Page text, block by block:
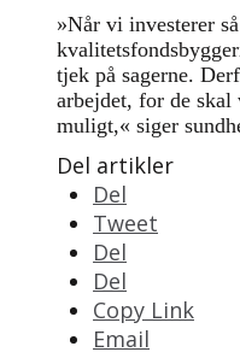
»Når vi investerer
tjek på sagerne.
arbejdet, for de skal
muligt,« siger
Del artikler
Del
Tweet
Del
Del
Copy Link
Email